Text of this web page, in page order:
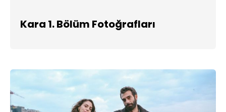
Kara 1. Bölüm Fotoğrafları